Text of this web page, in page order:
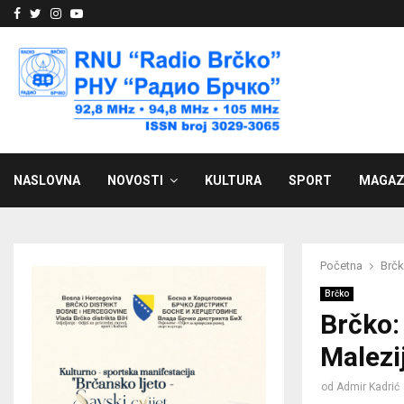
Facebook
Twitter
Instagram
Youtube
NASLOVNA NOVOSTI KULTURA SPORT
Početna
Brčko
od Admir Kadrić